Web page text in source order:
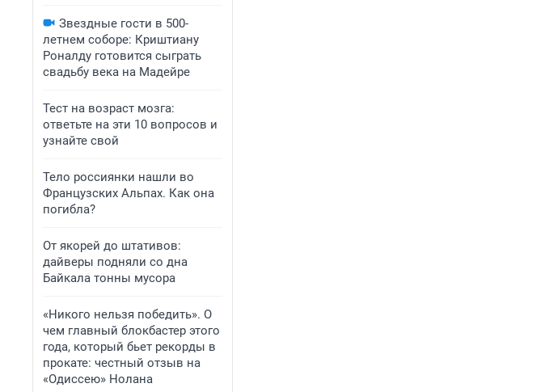
Звездные гости в 500-
летнем соборе: Криштиану
Роналду готовится сыграть
свадьбу века на Мадейре
Тест на возраст мозга:
ответьте на эти 10 вопросов и
узнайте свой
Тело россиянки нашли во
Французских Альпах. Как она
погибла?
От якорей до штативов:
дайверы подняли со дна
Байкала тонны мусора
«Никого нельзя победить». О
чем главный блокбастер этого
года, который бьет рекорды в
прокате: честный отзыв на
«Одиссею» Нолана